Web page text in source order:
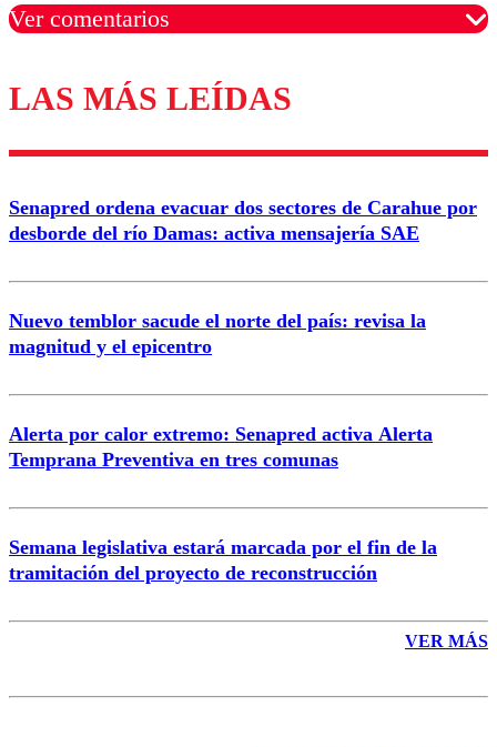
Ver comentarios
Los comentarios son moderados para garantizar un
diálogo respetuoso.
Nombre
Correo
LAS MÁS LEÍDAS
Senapred ordena evacuar dos sectores de Carahue por
desborde del río Damas: activa mensajería SAE
Nuevo temblor sacude el norte del país: revisa la
magnitud y el epicentro
Alerta por calor extremo: Senapred activa Alerta
Temprana Preventiva en tres comunas
Semana legislativa estará marcada por el fin de la
tramitación del proyecto de reconstrucción
VER MÁS